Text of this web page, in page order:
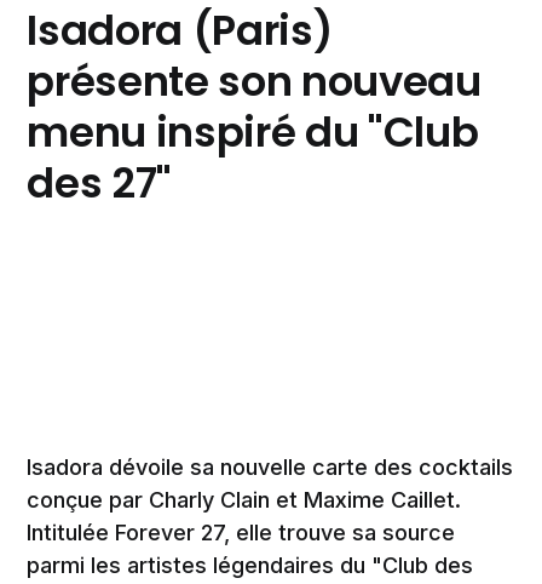
Isadora (Paris)
présente son nouveau
menu inspiré du "Club
des 27"
Isadora dévoile sa nouvelle carte des cocktails
conçue par Charly Clain et Maxime Caillet.
Intitulée Forever 27, elle trouve sa source
parmi les artistes légendaires du "Club des